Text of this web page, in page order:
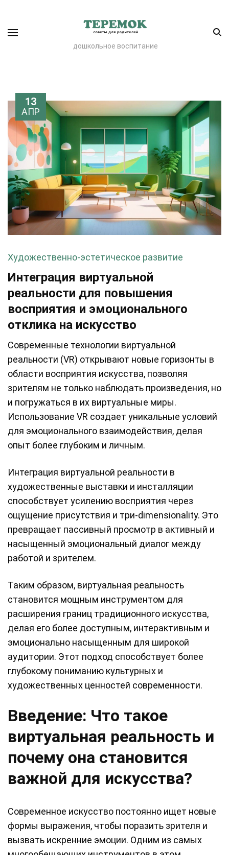
дошкольное воспитание
13
АПР
Художественно-эстетическое развитие
Интеграция виртуальной
реальности для повышения
восприятия и эмоционального
отклика на искусство
Современные технологии виртуальной
реальности (VR) открывают новые горизонты в
области восприятия искусства, позволяя
зрителям не только наблюдать произведения, но
и погружаться в их виртуальные миры.
Использование VR создает уникальные условий
для эмоционального взаимодействия, делая
опыт более глубоким и личным.
Интеграция виртуальной реальности в
художественные выставки и инсталляции
способствует усилению восприятия через
ощущение присутствия и три-dimensionality. Это
превращает пассивный просмотр в активный и
насыщенный эмоциональный диалог между
работой и зрителем.
Таким образом, виртуальная реальность
становится мощным инструментом для
расширения границ традиционного искусства,
делая его более доступным, интерактивным и
эмоционально насыщенным для широкой
аудитории. Этот подход способствует более
глубокому пониманию культурных и
художественных ценностей современности.
Введение: Что такое
виртуальная реальность и
почему она становится
важной для искусства?
Современное искусство постоянно ищет новые
формы выражения, чтобы поразить зрителя и
вызвать искренние эмоции. Одним из самых